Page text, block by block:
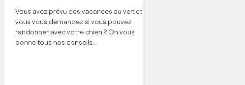
Vous avez prévu des vacances au vert et
vous vous demandez si vous pouvez
randonner avec votre chien ? On vous
donne tous nos conseils...